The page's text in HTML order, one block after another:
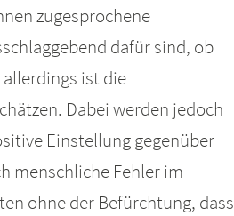
zugesprochene
dafür sind, ob
ist die
Dabei werden jedoch
Einstellung gegenüber
menschliche Fehler im
ohne der Befürchtung, dass